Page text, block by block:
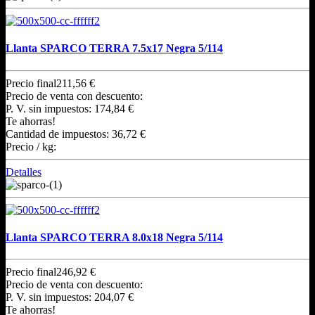
Llanta SPARCO TERRA 7.5x17 Negra 5/114
Precio final211,56 €
Precio de venta con descuento:
P. V. sin impuestos: 174,84 €
Te ahorras!
Cantidad de impuestos: 36,72 €
Precio / kg:
Detalles
Llanta SPARCO TERRA 8.0x18 Negra 5/114
Precio final246,92 €
Precio de venta con descuento:
P. V. sin impuestos: 204,07 €
Te ahorras!